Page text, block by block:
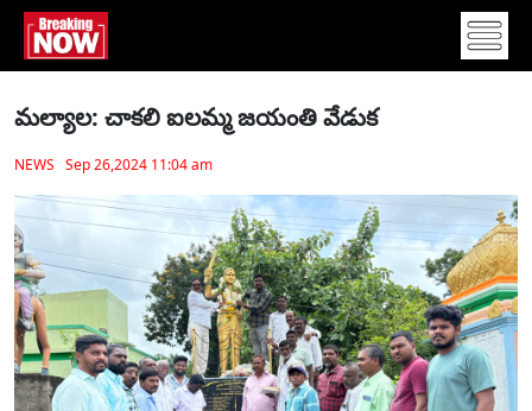
మల్యాల: చాకలి ఐలమ్మ జయంతి వేడుక
NEWS Sep 26,2024 11:04 am